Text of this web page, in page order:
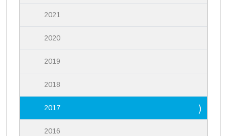
2021
2020
2019
2018
2017
2016